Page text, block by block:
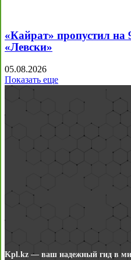
«Кайрат» пропустил на
«Левски»
05.08.2026
Показать еще
Kpl.kz — ваш надежный гид в